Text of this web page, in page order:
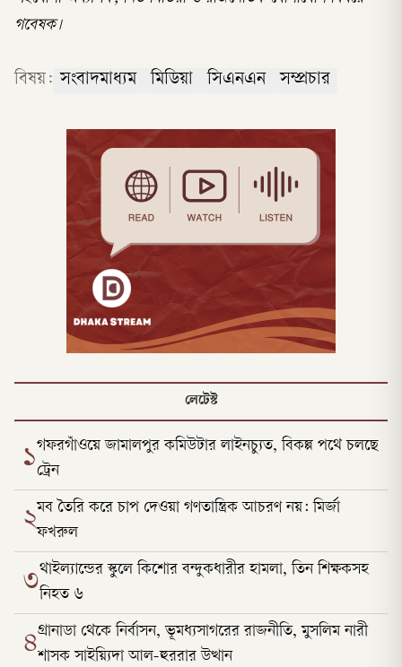
গবেষক।
বিষয়: সংবাদমাধ্যম মিডিয়া সিএনএন সম্প্রচার
লেটেস্ট
১গফরগাঁওয়ে জামালপুর কমিউটার লাইনচ্যুত, বিকল্প পথে চলছে
ট্রেন
২মব তৈরি করে চাপ দেওয়া গণতান্ত্রিক আচরণ নয়: মির্জা
ফখরুল
৩থাইল্যান্ডের স্কুলে কিশোর বন্দুকধারীর হামলা, তিন শিক্ষকসহ
নিহত ৬
৪গ্রানাডা থেকে নির্বাসন, ভূমধ্যসাগরের রাজনীতি, মুসলিম নারী
শাসক সাইয়্যিদা আল-হুররার উত্থান